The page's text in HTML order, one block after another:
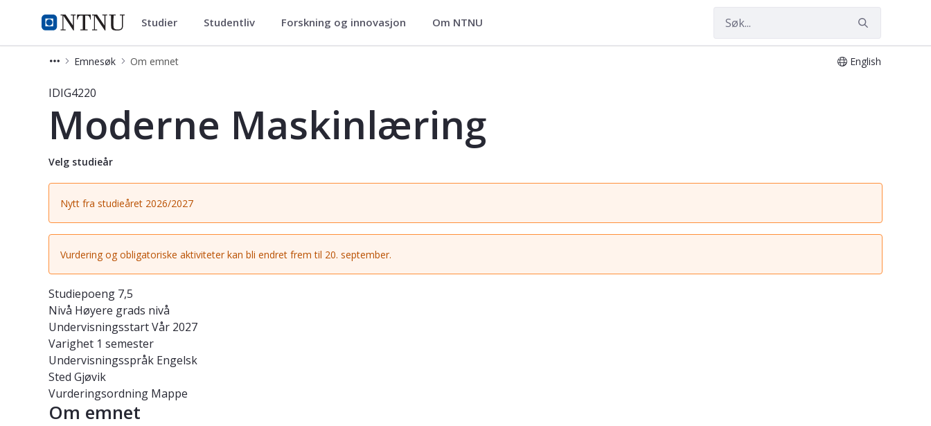
NTNU Hjemmeside
Studier Studier Studentliv Forskning og innovasjon Om NTNU
Emnesøk Om emnet English
Emne - Moderne Maskinlæring - IDIG4220
IDIG4220
Moderne Maskinlæring
Velg studieår
Nytt fra studieåret 2026/2027
Vurdering og obligatoriske aktiviteter kan bli endret frem til 20. september.
Studiepoeng 7,5
Nivå Høyere grads nivå
UndervisningsstartVår 2027
Varighet 1 semester
Undervisningsspråk Engelsk
Sted Gjøvik
Vurderingsordning Mappe
Om emnet